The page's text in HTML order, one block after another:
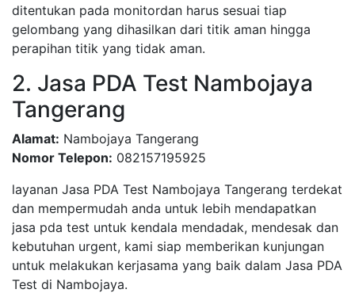
ditentukan pada monitordan harus sesuai tiap
gelombang yang dihasilkan dari titik aman hingga
perapihan titik yang tidak aman.
2. Jasa PDA Test Nambojaya
Tangerang
Alamat: Nambojaya Tangerang
Nomor Telepon: 082157195925
layanan Jasa PDA Test Nambojaya Tangerang terdekat
dan mempermudah anda untuk lebih mendapatkan
jasa pda test untuk kendala mendadak, mendesak dan
kebutuhan urgent, kami siap memberikan kunjungan
untuk melakukan kerjasama yang baik dalam Jasa PDA
Test di Nambojaya.